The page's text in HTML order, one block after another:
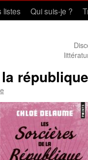
listes Qui suis-je ?
république